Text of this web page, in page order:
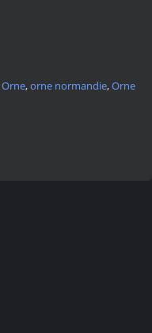
Orne,orne normandie,Orne